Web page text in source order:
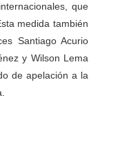
que
medida también
Santiago Acurio
y Wilson Lema
de apelación a la